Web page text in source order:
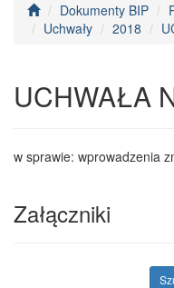
Dokumenty BIP
Uchwały
2018
UCHWAŁA
w sprawie: wprowadzenia
Załączniki